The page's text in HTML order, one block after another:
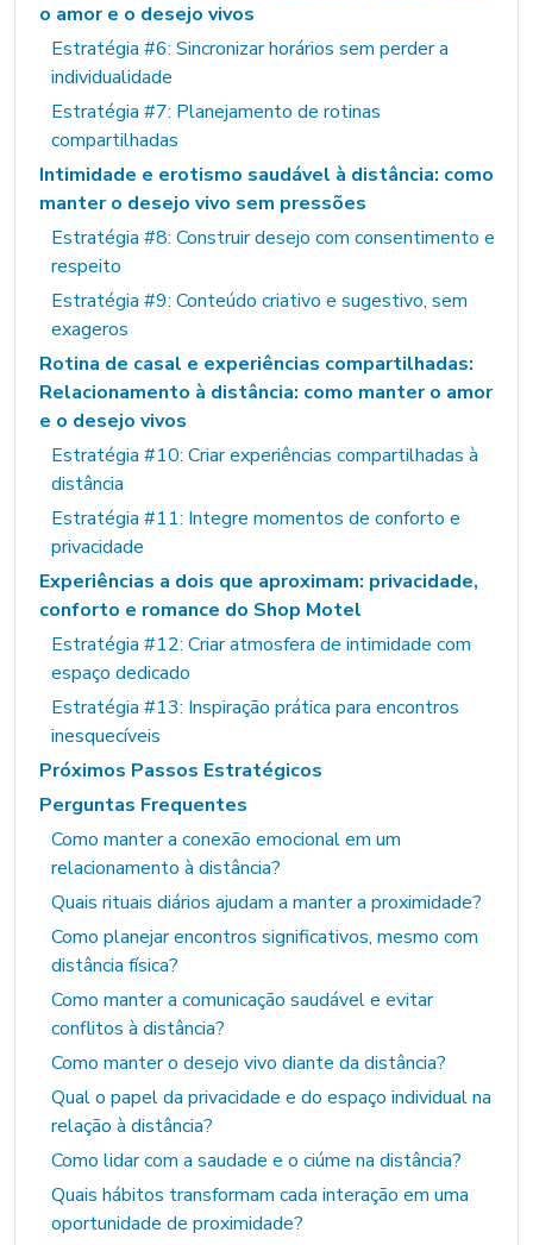
o amor e o desejo vivos
Estratégia #6: Sincronizar horários sem perder a
individualidade
Estratégia #7: Planejamento de rotinas
compartilhadas
Intimidade e erotismo saudável à distância: como
manter o desejo vivo sem pressões
Estratégia #8: Construir desejo com consentimento e
respeito
Estratégia #9: Conteúdo criativo e sugestivo, sem
exageros
Rotina de casal e experiências compartilhadas:
Relacionamento à distância: como manter o amor
e o desejo vivos
Estratégia #10: Criar experiências compartilhadas à
distância
Estratégia #11: Integre momentos de conforto e
privacidade
Experiências a dois que aproximam: privacidade,
conforto e romance do Shop Motel
Estratégia #12: Criar atmosfera de intimidade com
espaço dedicado
Estratégia #13: Inspiração prática para encontros
inesquecíveis
Próximos Passos Estratégicos
Perguntas Frequentes
Como manter a conexão emocional em um
relacionamento à distância?
Quais rituais diários ajudam a manter a proximidade?
Como planejar encontros significativos, mesmo com
distância física?
Como manter a comunicação saudável e evitar
conflitos à distância?
Como manter o desejo vivo diante da distância?
Qual o papel da privacidade e do espaço individual na
relação à distância?
Como lidar com a saudade e o ciúme na distância?
Quais hábitos transformam cada interação em uma
oportunidade de proximidade?